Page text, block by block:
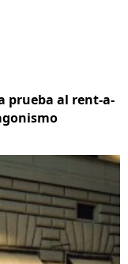
prueba al rent-a-